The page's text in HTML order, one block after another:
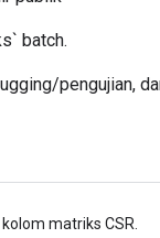
batch.
pengujian,
matriks CSR.